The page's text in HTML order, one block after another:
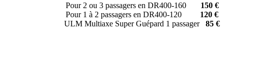
Pour 2 ou 3 passagers en DR400-160 150 €
Pour 1 à 2 passagers en DR400-120 120 €
ULM Multiaxe Super Guépard 1 passager 85 €